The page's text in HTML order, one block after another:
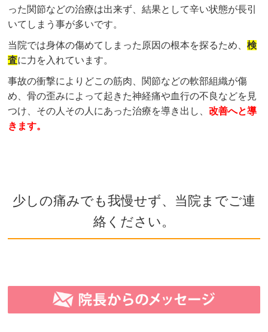
った関節などの治療は出来ず、結果として辛い状態が長引
いてしまう事が多いです。
当院では身体の傷めてしまった原因の根本を探るため、検
査に力を入れています。
事故の衝撃によりどこの筋肉、関節などの軟部組織が傷
め、骨の歪みによって起きた神経痛や血行の不良などを見
つけ、その人その人にあった治療を導き出し、改善へと導
きます。
少しの痛みでも我慢せず、当院までご連
絡ください。